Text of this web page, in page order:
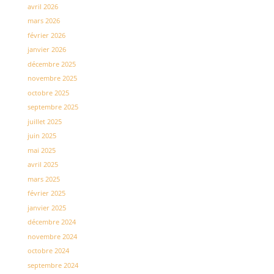
avril 2026
mars 2026
février 2026
janvier 2026
décembre 2025
novembre 2025
octobre 2025
septembre 2025
juillet 2025
juin 2025
mai 2025
avril 2025
mars 2025
février 2025
janvier 2025
décembre 2024
novembre 2024
octobre 2024
septembre 2024